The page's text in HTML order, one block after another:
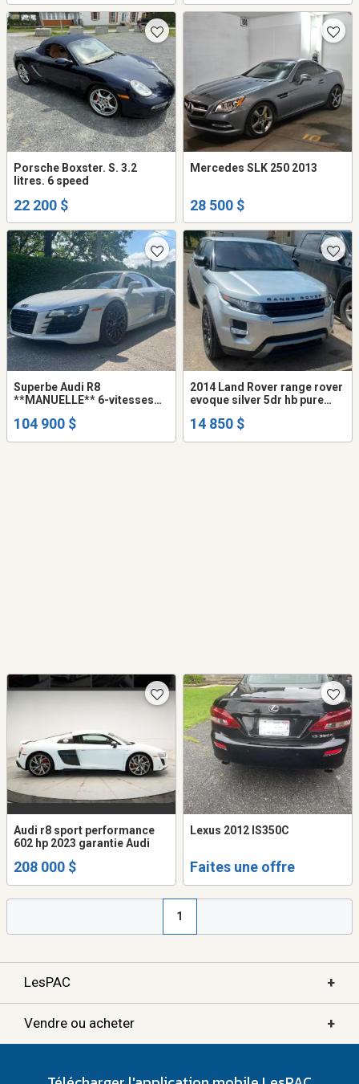
Porsche Boxster. S. 3.2
litres. 6 speed
22 200 $
Mercedes SLK 250 2013
28 500 $
Superbe Audi R8
**MANUELLE** 6-vitesses
104 900 $
2014 Land Rover range rover
evoque silver 5dr hb pure
14 850 $
Audi r8 sport performance
602 hp 2023 garantie Audi
208 000 $
Lexus 2012 IS350C
Faites une offre
1
LesPAC +
Vendre ou acheter +